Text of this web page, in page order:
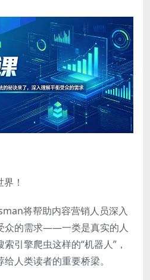
！
将帮助内容营销人员深入
众的需求——一类是真实的人
引擎爬虫这样的“机器人”，
人类读者的重要桥梁。